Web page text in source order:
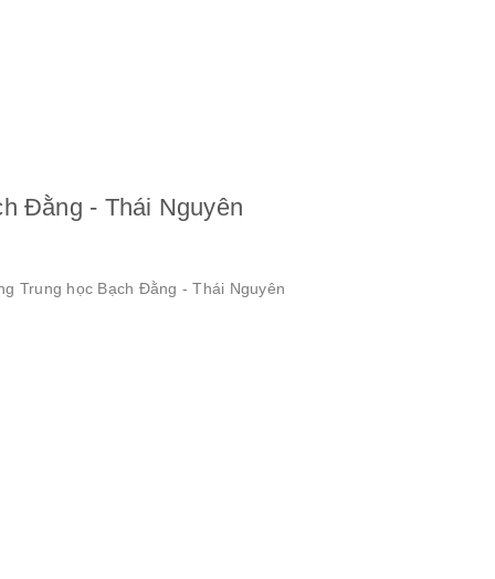
Đằng - Thái Nguyên
Trung học Bạch Đằng - Thái Nguyên